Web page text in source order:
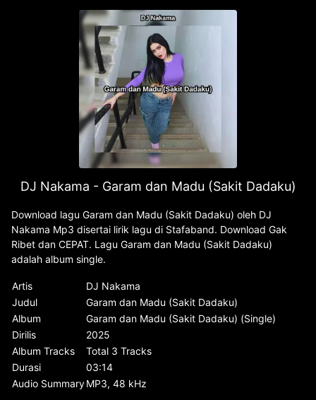
DJ Nakama - Garam dan Madu (Sakit Dadaku)
Download lagu Garam dan Madu (Sakit Dadaku) oleh DJ
Nakama Mp3 disertai lirik lagu di Stafaband. Download Gak
Ribet dan CEPAT. Lagu Garam dan Madu (Sakit Dadaku)
adalah album single.
Artis
DJ Nakama
Judul
Garam dan Madu (Sakit Dadaku)
Album
Garam dan Madu (Sakit Dadaku) (Single)
Dirilis
2025
Album Tracks
Total 3 Tracks
Durasi
03:14
Audio SummaryMP3, 48 kHz